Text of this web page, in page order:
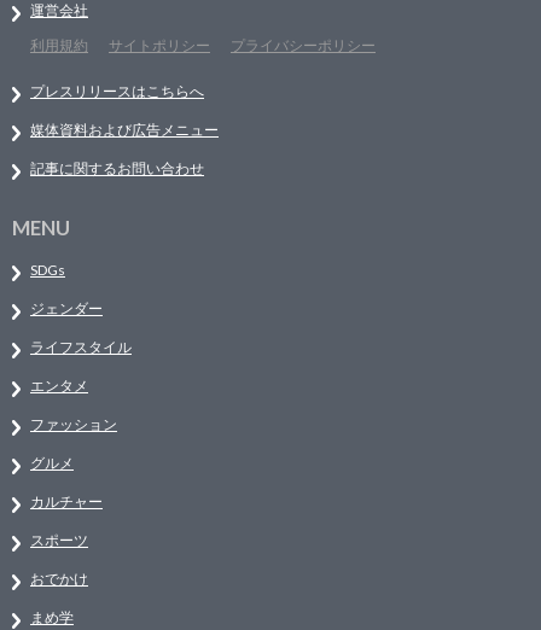
運営会社
利用規約
サイトポリシー プライバシーポリシー
プレスリリースはこちらへ
媒体資料および広告メニュー
記事に関するお問い合わせ
MENU
SDGs
ジェンダー
ライフスタイル
エンタメ
ファッション
グルメ
カルチャー
スポーツ
おでかけ
まめ学